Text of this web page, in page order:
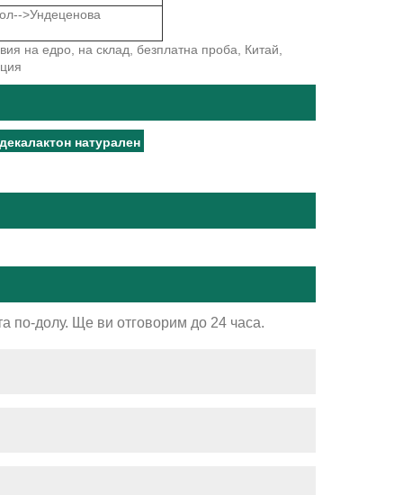
>Ундеценова
на едро, на склад, безплатна проба, Китай,
натурален
по-долу. Ще ви отговорим до 24 часа.